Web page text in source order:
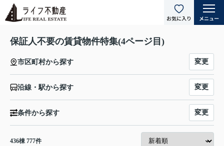
保証人不要の賃貸物件特集(4ページ目)
市区町村から探す 変更
沿線・駅から探す 変更
条件から探す 変更
436棟 777件